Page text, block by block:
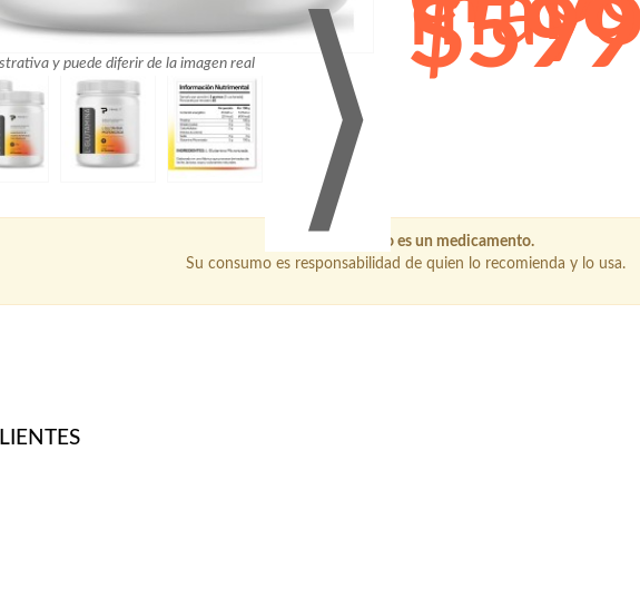
y puede diferir de la imagen real ⟩ $599
Este producto no es un medicamento.
Su consumo es responsabilidad de quien lo recomienda y lo usa.